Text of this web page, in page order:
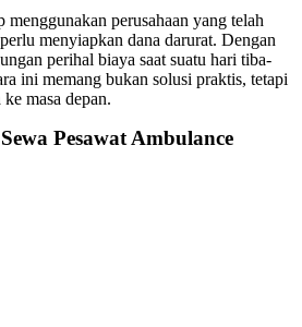
perusahaan yang telah
menyiapkan dana darurat. Dengan
perihal biaya saat suatu hari tiba-
ini memang bukan solusi praktis, tetapi
masa depan.
Pesawat Ambulance